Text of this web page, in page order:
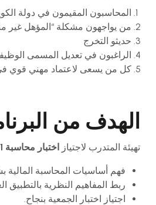
المحاسبون المقيمون في دولة
من يواجهون مشكلة “المؤهل غير
حديثو التخرج
الراغبون في تعديل المسمى
كل من يسعى لاعتماد مهني قوي
الهدف من
تهيئة المتدرب لاجتياز اختبار محاسبة 101 (مبادئ المحاسبة)
فهم أساسيات المحاسبة
ربط المفاهيم النظرية بالتطبيق
اجتياز اختبار الجمعية بنجاح.